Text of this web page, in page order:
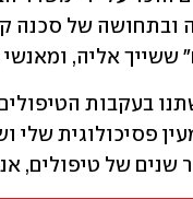
ששייך אליה,
שנים של טיפולים,